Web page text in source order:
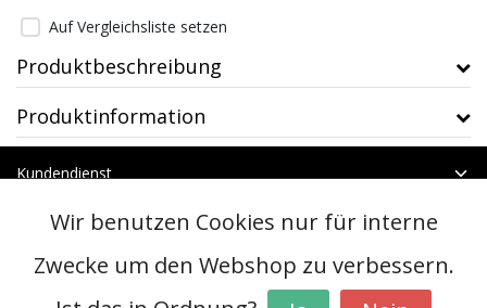
Auf Vergleichsliste setzen
Produktbeschreibung
Produktinformation
Kundendienst
Kategorien
Kontakt
Wir benutzen Cookies nur für interne
Zwecke um den Webshop zu verbessern.